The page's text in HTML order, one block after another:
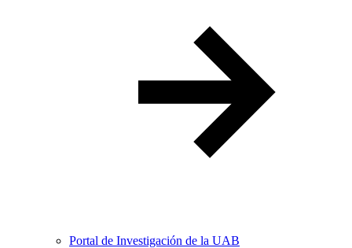
Portal de Investigación de la UAB